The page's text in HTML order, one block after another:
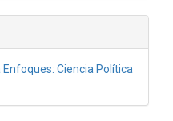
Ciencia Política